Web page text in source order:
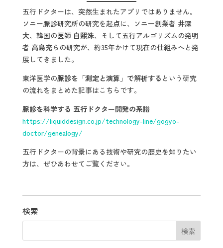
五行ドクターは、突然生まれたアプリではありません。
ソニー脈診研究所の研究を起点に、ソニー創業者 井深
大、韓国の医師 白熙洙、そして五行アルゴリズムの発明
者 高島充らの研究が、約35年かけて現在の仕組みへと発
展してきました。
東洋医学の脈診を「測定と演算」で解析する という研究
の流れをまとめた記事はこちらです。
脈診を科学する 五行ドクター開発の系譜
https://liquiddesign.co.jp/technology-line/gogyo-
doctor/genealogy/
五行ドクターの背景にある技術や研究の歴史を知りたい
方は、ぜひあわせてご覧ください。
検索